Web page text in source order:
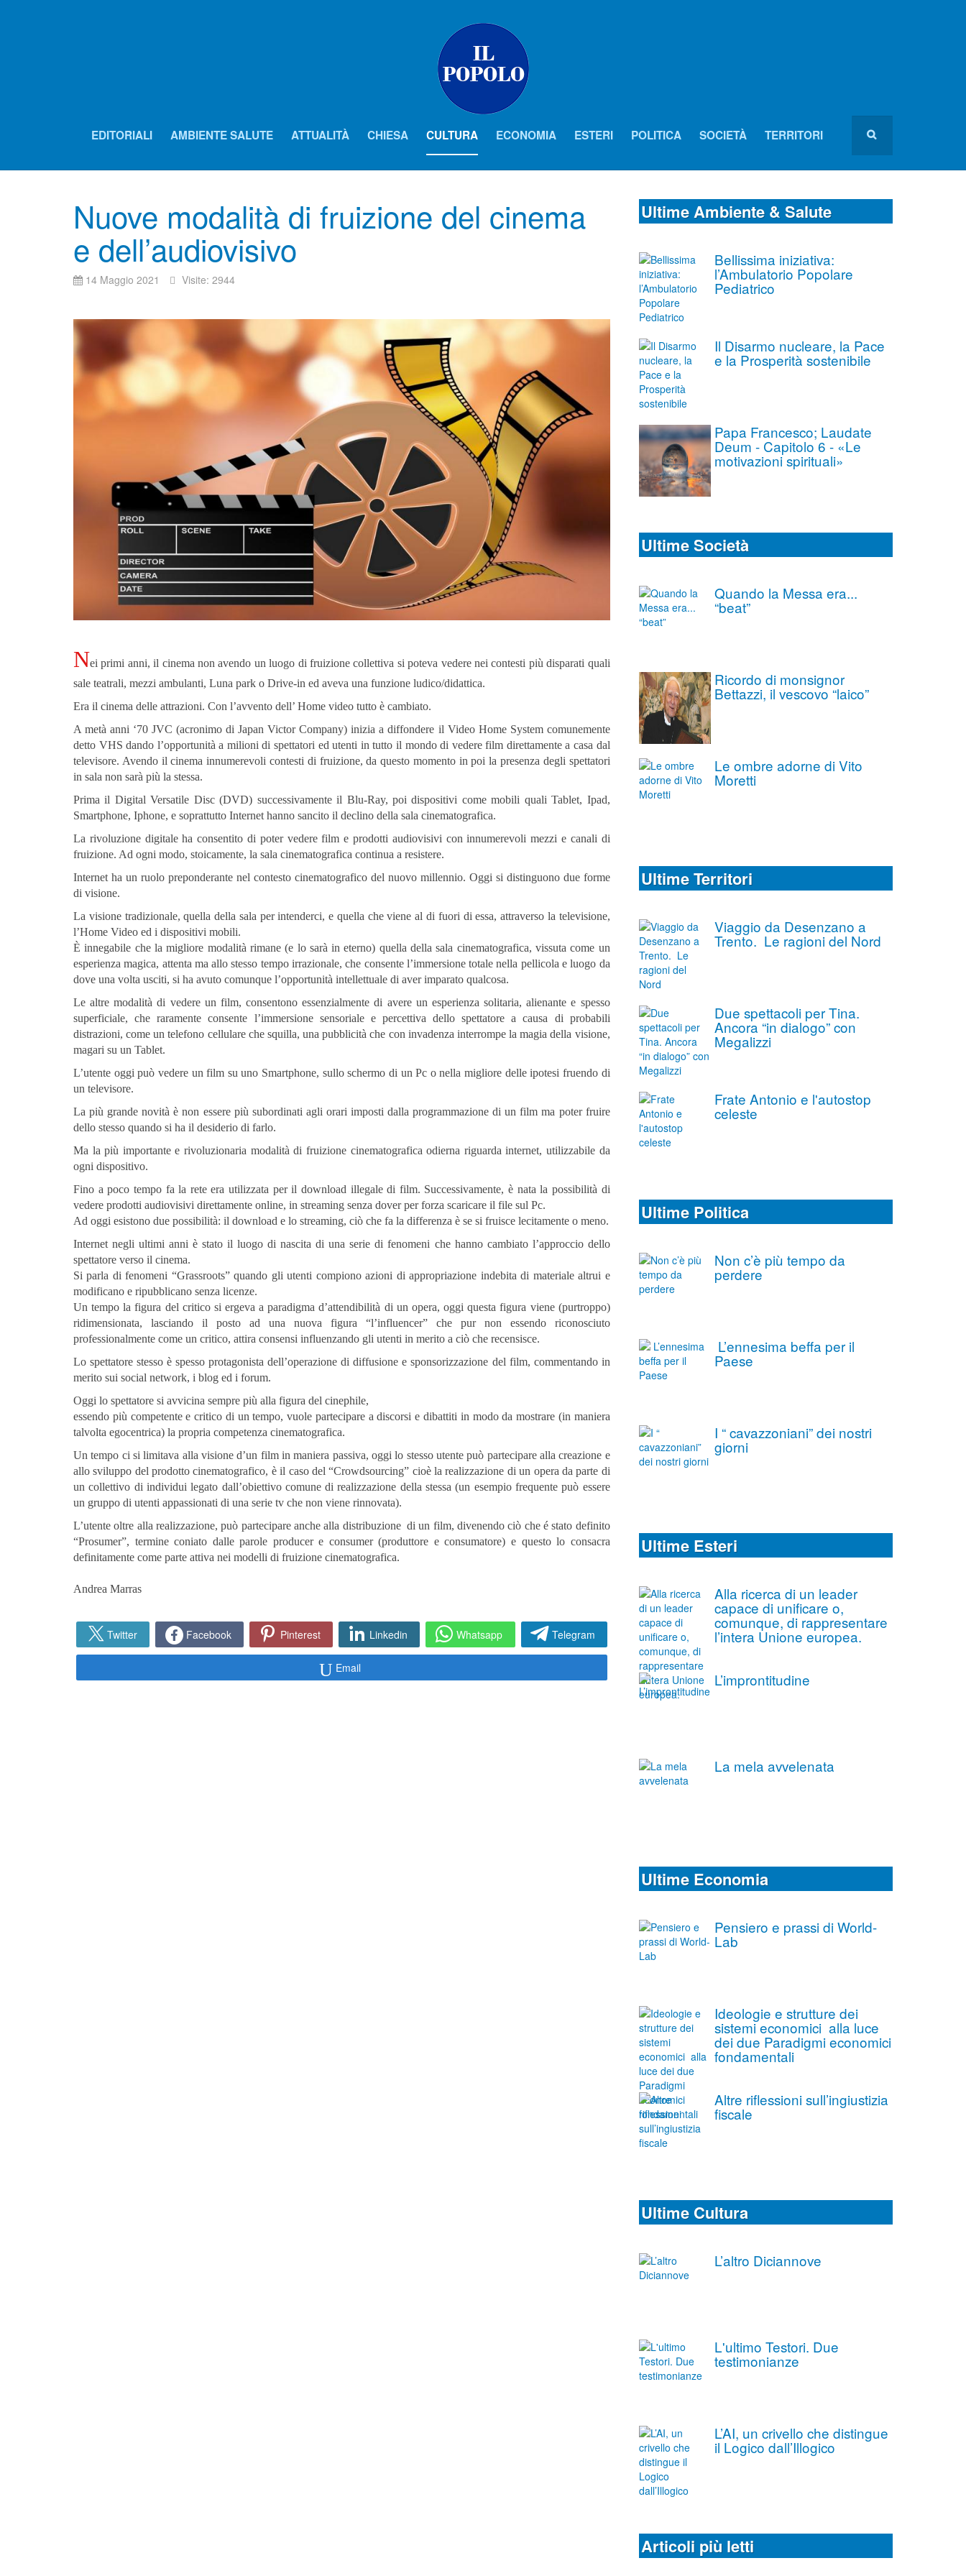
EDITORIALI AMBIENTE SALUTE ATTUALITÀ CHIESA CULTURA ECONOMIA ESTERI POLITICA SOCIETÀ TERRITORI
Nuove modalità di fruizione del cinema
e dell’audiovisivo
14 Maggio 2021 Visite: 2944
Nei primi anni, il cinema non avendo un luogo di fruizione collettiva si poteva vedere nei contesti più disparati quali
sale teatrali, mezzi ambulanti, Luna park o Drive-in ed aveva una funzione ludico/didattica.
Era il cinema delle attrazioni. Con l’avvento dell’ Home video tutto è cambiato.
A metà anni ‘70 JVC (acronimo di Japan Victor Company) inizia a diffondere il Video Home System comunemente
detto VHS dando l’opportunità a milioni di spettatori ed utenti in tutto il mondo di vedere film direttamente a casa dal
televisore. Avendo il cinema innumerevoli contesti di fruizione, da questo momento in poi la presenza degli spettatori
in sala non sarà più la stessa.
Prima il Digital Versatile Disc (DVD) successivamente il Blu-Ray, poi dispositivi come mobili quali Tablet, Ipad,
Smartphone, Iphone, e soprattutto Internet hanno sancito il declino della sala cinematografica.
La rivoluzione digitale ha consentito di poter vedere film e prodotti audiovisivi con innumerevoli mezzi e canali di
fruizione. Ad ogni modo, stoicamente, la sala cinematografica continua a resistere.
Internet ha un ruolo preponderante nel contesto cinematografico del nuovo millennio. Oggi si distinguono due forme
di visione.
La visione tradizionale, quella della sala per intenderci, e quella che viene al di fuori di essa, attraverso la televisione,
l’Home Video ed i dispositivi mobili.
È innegabile che la migliore modalità rimane (e lo sarà in eterno) quella della sala cinematografica, vissuta come un
esperienza magica, attenta ma allo stesso tempo irrazionale, che consente l’immersione totale nella pellicola e luogo da
dove una volta usciti, si ha avuto comunque l’opportunità intellettuale di aver imparato qualcosa.
Le altre modalità di vedere un film, consentono essenzialmente di avere un esperienza solitaria, alienante e spesso
superficiale, che raramente consente l’immersione sensoriale e percettiva dello spettatore a causa di probabili
distrazioni, come un telefono cellulare che squilla, una pubblicità che con invadenza interrompe la magia della visione,
magari su un Tablet.
L’utente oggi può vedere un film su uno Smartphone, sullo schermo di un Pc o nella migliore delle ipotesi fruendo di
un televisore.
La più grande novità è non essere più subordinati agli orari imposti dalla programmazione di un film ma poter fruire
dello stesso quando si ha il desiderio di farlo.
Ma la più importante e rivoluzionaria modalità di fruizione cinematografica odierna riguarda internet, utilizzabile da
ogni dispositivo.
Fino a poco tempo fa la rete era utilizzata per il download illegale di film. Successivamente, è nata la possibilità di
vedere prodotti audiovisivi direttamente online, in streaming senza dover per forza scaricare il file sul Pc.
Ad oggi esistono due possibilità: il download e lo streaming, ciò che fa la differenza è se si fruisce lecitamente o meno.
Internet negli ultimi anni è stato il luogo di nascita di una serie di fenomeni che hanno cambiato l’approccio dello
spettatore verso il cinema.
Si parla di fenomeni “Grassroots” quando gli utenti compiono azioni di appropriazione indebita di materiale altrui e
modificano e ripubblicano senza licenze.
Un tempo la figura del critico si ergeva a paradigma d’attendibilità di un opera, oggi questa figura viene (purtroppo)
ridimensionata, lasciando il posto ad una nuova figura “l’influencer” che pur non essendo riconosciuto
professionalmente come un critico, attira consensi influenzando gli utenti in merito a ciò che recensisce.
Lo spettatore stesso è spesso protagonista dell’operazione di diffusione e sponsorizzazione del film, commentando in
merito sui social network, i blog ed i forum.
Oggi lo spettatore si avvicina sempre più alla figura del cinephile,
essendo più competente e critico di un tempo, vuole partecipare a discorsi e dibattiti in modo da mostrare (in maniera
talvolta egocentrica) la propria competenza cinematografica.
Un tempo ci si limitava alla visione d’un film in maniera passiva, oggi lo stesso utente può partecipare alla creazione e
allo sviluppo del prodotto cinematografico, è il caso del “Crowdsourcing” cioè la realizzazione di un opera da parte di
un collettivo di individui legato dall’obiettivo comune di realizzazione della stessa (un esempio frequente può essere
un gruppo di utenti appassionati di una serie tv che non viene rinnovata).
L’utente oltre alla realizzazione, può partecipare anche alla distribuzione di un film, divenendo ciò che é stato definito
“Prosumer”, termine coniato dalle parole producer e consumer (produttore e consumatore) e questo lo consacra
definitamente come parte attiva nei modelli di fruizione cinematografica.
Andrea Marras
Twitter Facebook Pinterest Linkedin Whatsapp Telegram
Email
Ultime Ambiente & Salute
Bellissima iniziativa:
l’Ambulatorio Popolare
Pediatrico
Il Disarmo nucleare, la Pace
e la Prosperità sostenibile
Papa Francesco; Laudate
Deum - Capitolo 6 - «Le
motivazioni spirituali»
Ultime Società
Quando la Messa era...
“beat”
Ricordo di monsignor
Bettazzi, il vescovo “laico”
Le ombre adorne di Vito
Moretti
Ultime Territori
Viaggio da Desenzano a
Trento. Le ragioni del Nord
Due spettacoli per Tina.
Ancora “in dialogo” con
Megalizzi
Frate Antonio e l'autostop
celeste
Ultime Politica
Non c’è più tempo da
perdere
L’ennesima beffa per il
Paese
I “ cavazzoniani” dei nostri
giorni
Ultime Esteri
Alla ricerca di un leader
capace di unificare o,
comunque, di rappresentare
l’intera Unione europea.
L’improntitudine
La mela avvelenata
Ultime Economia
Pensiero e prassi di World-
Lab
Ideologie e strutture dei
sistemi economici alla luce
dei due Paradigmi economici
fondamentali
Altre riflessioni sull’ingiustizia
fiscale
Ultime Cultura
L’altro Diciannove
L'ultimo Testori. Due
testimonianze
L’AI, un crivello che distingue
il Logico dall’Illogico
Articoli più letti